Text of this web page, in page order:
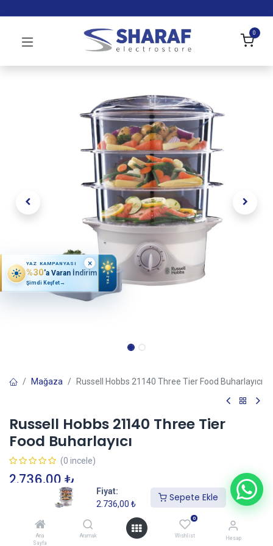
Fiyat:
2.736,00 ₺
Sepete Ekle
Ana
Sayfa
Aramak
0
Wishlist Hesap
0
Mağaza Russell Hobbs 21140 Three Tier Food Buharlayıcı
Russell Hobbs 21140 Three Tier
Food Buharlayıcı
(0 incele)
2.736,00 ₺
Sepete Ekle
YAZ KAMPANYASI
%30'a Varan İndirim
Şimdi Keşfet→ YAZ
×